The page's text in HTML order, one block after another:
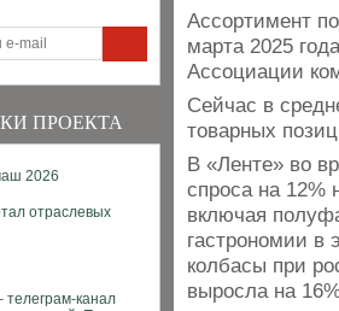
ПРОЕКТА
Ассортимент
марта 2025
Ассоциации
Сейчас в
товарных
В «Ленте» во
спроса на 12%
включая
гастрономии в
колбасы при
выросла на